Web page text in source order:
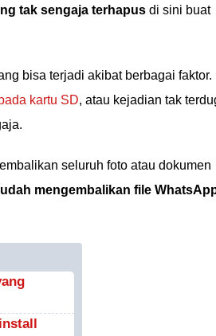
tak sengaja terhapus di sini buat
bisa terjadi akibat berbagai faktor.
kartu SD, atau kejadian tak
seluruh foto atau dokumen
mengembalikan file